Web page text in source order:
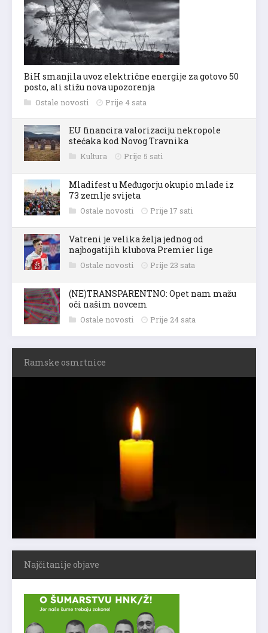
BiH smanjila uvoz električne energije za gotovo 50
posto, ali stižu nova upozorenja
Ostale novosti Prije 4 sata
EU financira valorizaciju nekropole
stećaka kod Novog Travnika
Kultura Prije 5 sati
Mladifest u Međugorju okupio mlade iz
73 zemlje svijeta
Ostale novosti Prije 17 sati
Vatreni je velika želja jednog od
najbogatijih klubova Premier lige
Ostale novosti Prije 23 sata
(NE)TRANSPARENTNO: Opet nam mažu
oči našim novcem
Ostale novosti Prije 24 sata
Ramske osmrtnice
Najčitanije objave